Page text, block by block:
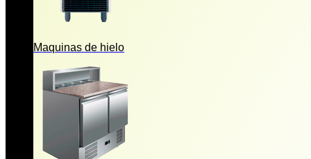
Maquinas de hielo